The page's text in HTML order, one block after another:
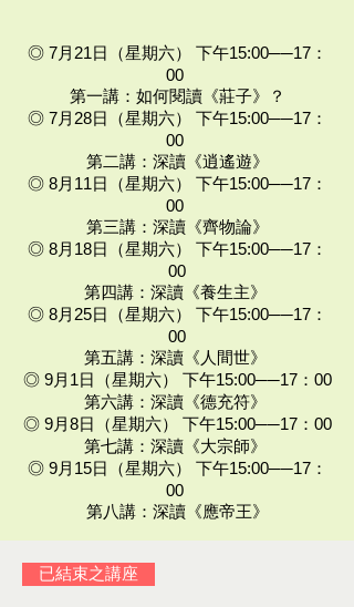
◎ 7月21日（星期六） 下午15:00──17：
00
第一講：如何閱讀《莊子》？
◎ 7月28日（星期六） 下午15:00──17：
00
第二講：深讀《逍遙遊》
◎ 8月11日（星期六） 下午15:00──17：
00
第三講：深讀《齊物論》
◎ 8月18日（星期六） 下午15:00──17：
00
第四講：深讀《養生主》
◎ 8月25日（星期六） 下午15:00──17：
00
第五講：深讀《人間世》
◎ 9月1日（星期六） 下午15:00──17：00
第六講：深讀《德充符》
◎ 9月8日（星期六） 下午15:00──17：00
第七講：深讀《大宗師》
◎ 9月15日（星期六） 下午15:00──17：
00
第八講：深讀《應帝王》
已結束之講座